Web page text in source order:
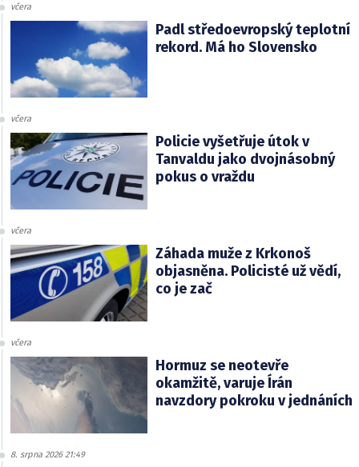
včera
Padl středoevropský teplotní
rekord. Má ho Slovensko
včera
Policie vyšetřuje útok v
Tanvaldu jako dvojnásobný
pokus o vraždu
včera
Záhada muže z Krkonoš
objasněna. Policisté už vědí,
co je zač
včera
Hormuz se neotevře
okamžitě, varuje Írán
navzdory pokroku v jednáních
8. srpna 2026 21:49